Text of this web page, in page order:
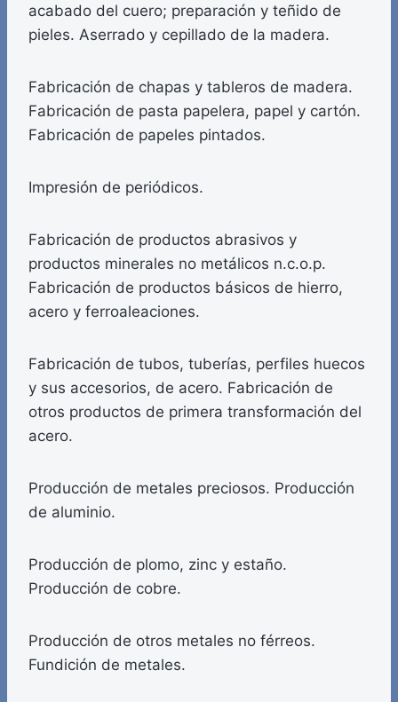
acabado del cuero; preparación y teñido de
pieles. Aserrado y cepillado de la madera.
Fabricación de chapas y tableros de madera.
Fabricación de pasta papelera, papel y cartón.
Fabricación de papeles pintados.
Impresión de periódicos.
Fabricación de productos abrasivos y
productos minerales no metálicos n.c.o.p.
Fabricación de productos básicos de hierro,
acero y ferroaleaciones.
Fabricación de tubos, tuberías, perfiles huecos
y sus accesorios, de acero. Fabricación de
otros productos de primera transformación del
acero.
Producción de metales preciosos. Producción
de aluminio.
Producción de plomo, zinc y estaño.
Producción de cobre.
Producción de otros metales no férreos.
Fundición de metales.